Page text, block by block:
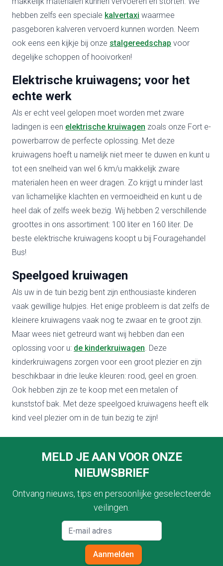
hebben zelfs een speciale kalvertaxi waarmee
pasgeboren kalveren vervoerd kunnen worden. Neem
ook eens een kijkje bij onze stalgereedschap voor
degelijke schoppen of hooivorken!
Elektrische kruiwagens; voor het
echte werk
Als er echt veel gelopen moet worden met zware
ladingen is een elektrische kruiwagen zoals onze Fort e-
powerbarrow de perfecte oplossing. Met deze
kruiwagens hoeft u namelijk niet meer te duwen en kunt u
tot een snelheid van wel 6 km/u makkelijk zware
materialen heen en weer dragen. Zo krijgt u minder last
van lichamelijke klachten en vermoeidheid en kunt u de
heel dak of zelfs week bezig. Wij hebben 2 verschillende
groottes in ons assortiment: 100 liter en 160 liter. De
beste elektrische kruiwagens koopt u bij Fouragehandel
Bus!
Speelgoed kruiwagen
Als uw in de tuin bezig bent zijn enthousiaste kinderen
vaak gewillige hulpjes. Het enige probleem is dat zelfs de
kleinere kruiwagens vaak nog te zwaar en te groot zijn.
Maar wees niet getreurd want wij hebben dan een
oplossing voor u: de kinderkruiwagen. Deze
kinderkruiwagens zorgen voor een groot plezier en zijn
beschikbaar in drie leuke kleuren: rood, geel en groen.
Ook hebben zijn ze te koop met een metalen of
kunststof bak. Met deze speelgoed kruiwagens heeft elk
kind veel plezier om in de tuin bezig te zijn!
MELD JE AAN VOOR ONZE
NIEUWSBRIEF
Ontvang nieuws, tips en persoonlijke geselecteerde
veilingen.
Aanmelden